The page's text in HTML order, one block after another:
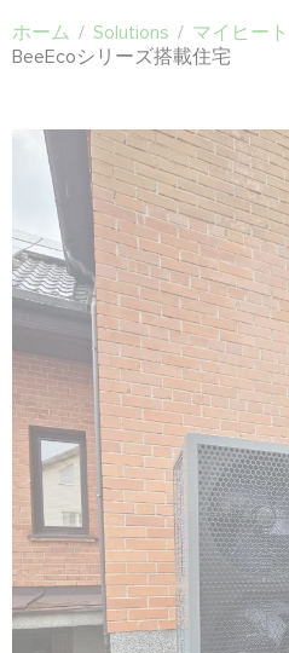
ホーム / Solutions / マイヒート
BeeEcoシリーズ搭載住宅